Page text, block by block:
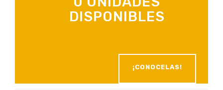
DISPONIBLES
¡CONOCELAS!